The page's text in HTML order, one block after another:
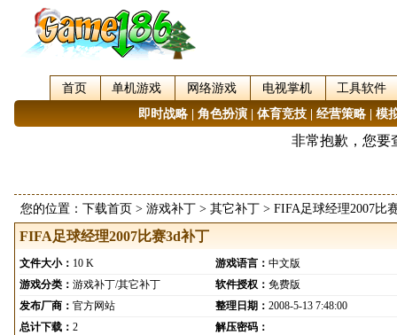
首页 单机游戏 网络游戏 电视掌机
工具软件
即时战略 |角色扮演 |体育竞技 |经营策略 |模
您的位置： 下载首页 > 游戏补丁> 其它补丁> FIFA足球经理2007比
FIFA足球经理2007比赛3d补丁
文件大小： 10 K 游戏语言： 中文版
游戏分类： 游戏补丁/其它补丁 软件授权： 免费版
发布厂商： 官方网站 整理日期： 2008-5-13 7:48:00
总计下载： 2
解压密码：